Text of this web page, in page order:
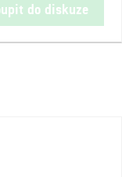
do diskuze